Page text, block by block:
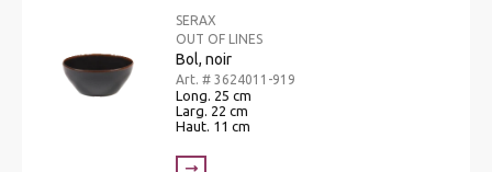
SERAX
OUT OF LINES
Bol, noir
Art. # 3624011-919
Long. 25 cm
Larg. 22 cm
Haut. 11 cm